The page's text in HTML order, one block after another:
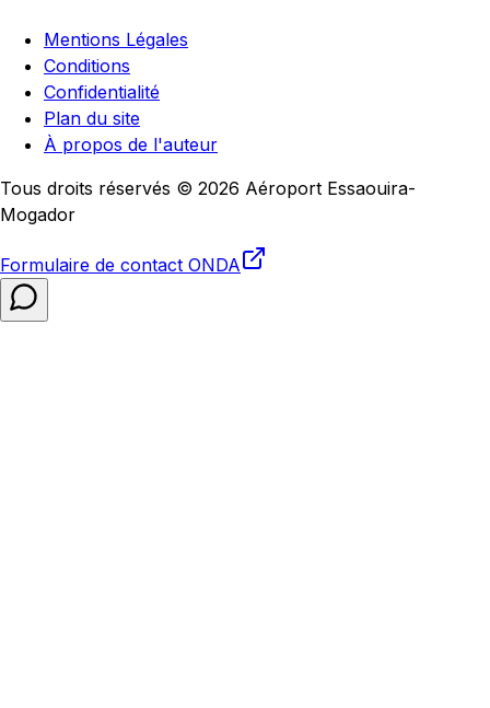
Mentions Légales
Conditions
Confidentialité
Plan du site
À propos de l'auteur
Tous droits réservés © 2026 Aéroport Essaouira-
Mogador
Formulaire de contact ONDA